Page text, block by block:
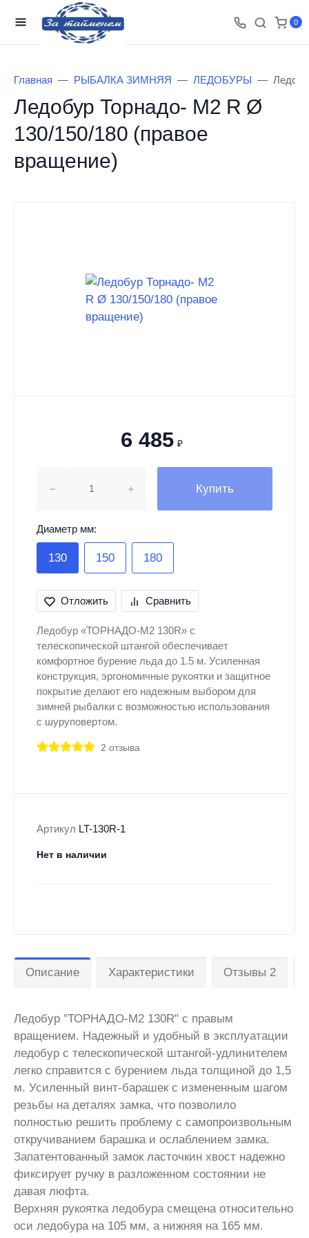
0
Главная РЫБАЛКА ЗИМНЯЯ ЛЕДОБУРЫ
Ледобур Торнадо- М2 R Ø
130/150/180 (правое
вращение)
6 485 ₽
Купить
Диаметр мм:
130 150 180
Отложить Сравнить
Ледобур «ТОРНАДО-М2 130R» с
телескопической штангой обеспечивает
комфортное бурение льда до 1.5 м. Усиленная
конструкция, эргономичные рукоятки и защитное
покрытие делают его надежным выбором для
зимней рыбалки с возможностью использования
с шуруповертом.
2 отзыва
Артикул LT-130R-1
Нет в наличии
Описание Характеристики Отзывы 2
Ледобур "ТОРНАДО-М2 130R" с правым
вращением. Надежный и удобный в эксплуатации
ледобур с телескопической штангой-удлинителем
легко справится с бурением льда толщиной до 1,5
м. Усиленный винт-барашек с измененным шагом
резьбы на деталях замка, что позволило
полностью решить проблему с самопроизвольным
откручиванием барашка и ослаблением замка.
Запатентованный замок ласточкин хвост надежно
фиксирует ручку в разложенном состоянии не
давая люфта.
Верхняя рукоятка ледобура смещена относительно
оси ледобура на 105 мм, а нижняя на 165 мм.